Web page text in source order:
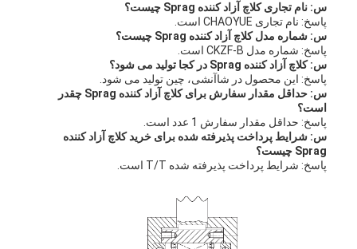
س: نام تجاری کلاچ آزاد کننده Sprag چیست؟
پاسخ: نام تجاری CHAOYUE است.
س: شماره مدل کلاچ آزاد کننده Sprag چیست؟
پاسخ: شماره مدل CKZF-B است.
س: کلاچ آزاد کننده Sprag در کجا تولید می شود؟
پاسخ: این محصول در شاآنشی، چین تولید می شود.
س: حداقل مقدار سفارش برای کلاچ آزاد کننده Sprag چقدر
است؟
پاسخ: حداقل مقدار سفارش 1 عدد است.
س: شرایط پرداخت پذیرفته شده برای خرید کلاچ آزاد کننده
Sprag چیست؟
پاسخ: شرایط پرداخت پذیرفته شده T/T است.